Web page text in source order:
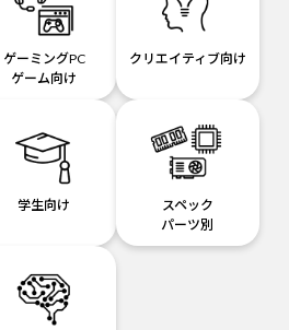
ゲーミングPC
ゲーム向け
クリエイティブ向け
学生向け
スペック
パーツ別